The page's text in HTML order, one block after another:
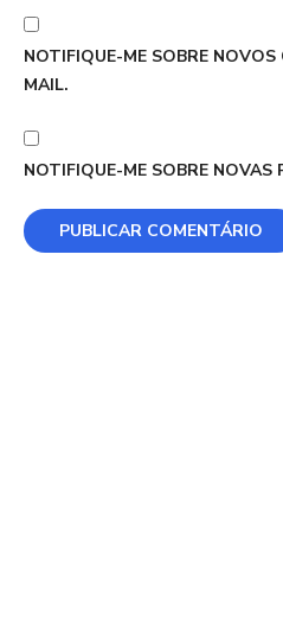
NOTIFIQUE-ME SOBRE
MAIL.
NOTIFIQUE-ME SOBRE NOVAS